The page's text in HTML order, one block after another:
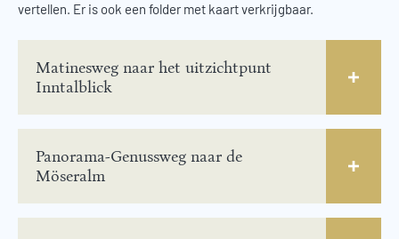
vertellen. Er is ook een folder met kaart verkrijgbaar.
Matinesweg naar het uitzichtpunt
Inntalblick
Panorama-Genussweg naar de
Möseralm